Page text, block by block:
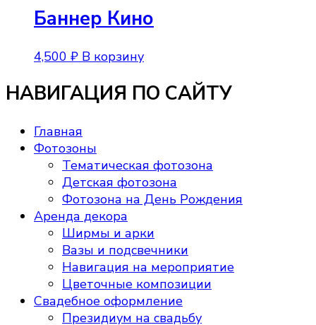
Баннер Кино
4,500 ₽ В корзину
НАВИГАЦИЯ ПО САЙТУ
Главная
Фотозоны
Тематическая фотозона
Детская фотозона
Фотозона на День Рождения
Аренда декора
Ширмы и арки
Вазы и подсвечники
Навигация на мероприятие
Цветочные композиции
Свадебное оформление
Президиум на свадьбу